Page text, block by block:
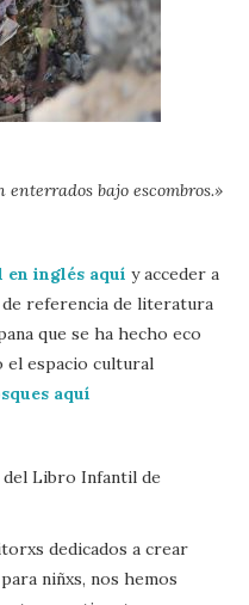
enterrados bajo escombros.»
inglés aquí y acceder a
referencia de literatura
que se ha hecho eco
el espacio cultural
aquí
del Libro Infantil de
dedicados a crear
niñxs, nos hemos